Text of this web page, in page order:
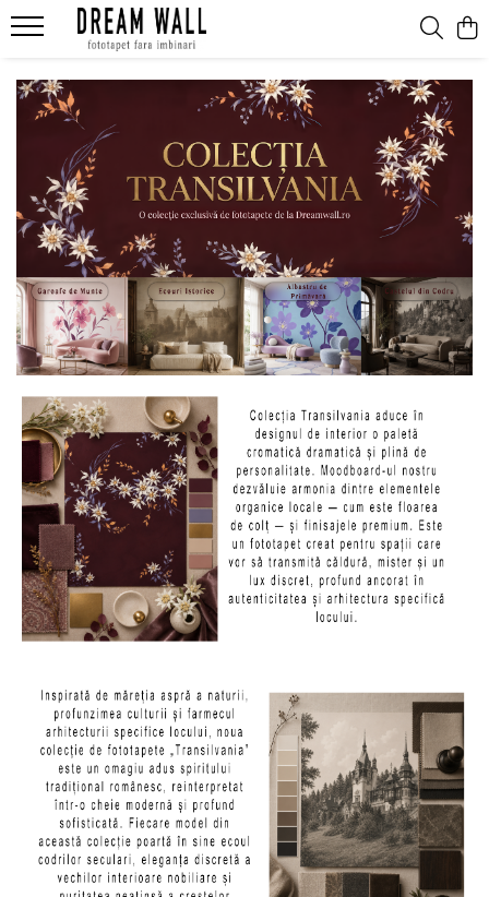
ExclusivArt
Arhitectura
Fluid Art
Forme Geometrice
Fototapet 3D
Frescă
Frunze
Peisaj
Pentru copii
Tropical
Watercolor